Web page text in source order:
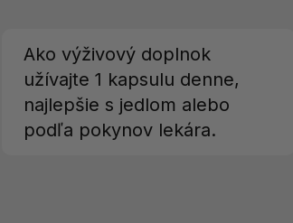
Ako výživový doplnok
užívajte 1 kapsulu denne,
najlepšie s jedlom alebo
podľa pokynov lekára.